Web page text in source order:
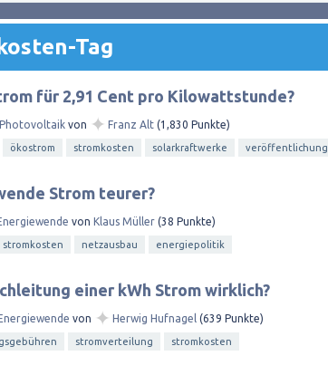
Tag
für 2,91 Cent pro Kilowattstunde?
Photovoltaik von ✦ Franz Alt (1,830 Punkte)
ökostrom stromkosten solarkraftwerke veröffentlichung
Strom teurer?
von Klaus Müller (38 Punkte)
stromkosten netzausbau energiepolitik
einer kWh Strom wirklich?
von ✦ Herwig Hufnagel (639 Punkte)
stromverteilung stromkosten